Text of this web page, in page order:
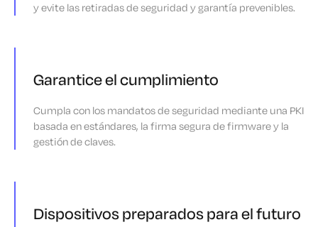
y evite las retiradas de seguridad y garantía prevenibles.
Garantice el cumplimiento
Cumpla con los mandatos de seguridad mediante una PKI
basada en estándares, la firma segura de firmware y la
gestión de claves.
Dispositivos preparados para el futuro